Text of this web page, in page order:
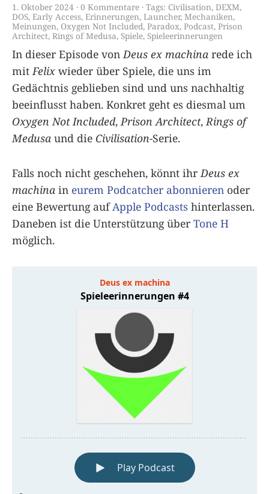
1. Oktober 2024 0 Kommentare Tags: Civilisation, DEXM,
DOS, Early Access, Erinnerungen, Launcher, Mechaniken,
Meinungen, Oxygen Not Included, Paradox, Podcast, Prison
Architect, Rings of Medusa, Spiele, Spieleerinnerungen
In dieser Episode von Deus ex machina rede ich
mit Felix wieder über Spiele, die uns im
Gedächtnis geblieben sind und uns nachhaltig
beeinflusst haben. Konkret geht es diesmal um
Oxygen Not Included, Prison Architect, Rings of
Medusa und die Civilisation-Serie.
Falls noch nicht geschehen, könnt ihr Deus ex
machina in eurem Podcatcher abonnieren oder
eine Bewertung aufApple Podcasts hinterlassen.
Daneben ist die Unterstützung über Tone H
möglich.